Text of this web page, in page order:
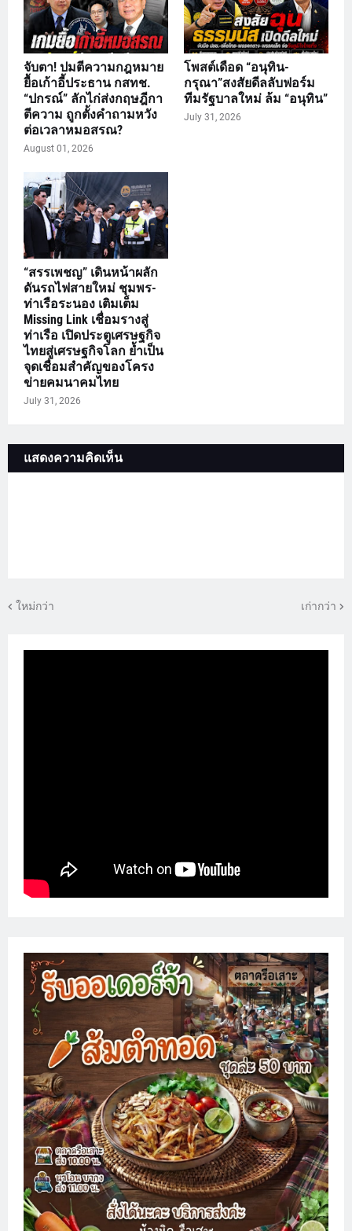
จับตา! ปมตีความกฎหมาย
ยื้อเก้าอี้ประธาน กสทช.
“ปกรณ์” ลักไก่ส่งกฤษฎีกา
ตีความ ถูกตั้งคำถามหวัง
ต่อเวลาหมอสรณ?
August 01, 2026
โพสต์เดือด “อนุทิน-
กรุณา”สงสัยดีลลับฟอร์ม
ทีมรัฐบาลใหม่ ล้ม “อนุทิน”
July 31, 2026
“สรรเพชญ” เดินหน้าผลัก
ดันรถไฟสายใหม่ ชุมพร-
ท่าเรือระนอง เติมเต็ม
Missing Link เชื่อมรางสู่
ท่าเรือ เปิดประตูเศรษฐกิจ
ไทยสู่เศรษฐกิจโลก ย้ำเป็น
จุดเชื่อมสำคัญของโครง
ข่ายคมนาคมไทย
July 31, 2026
แสดงความคิดเห็น
ใหม่กว่า เก่ากว่า